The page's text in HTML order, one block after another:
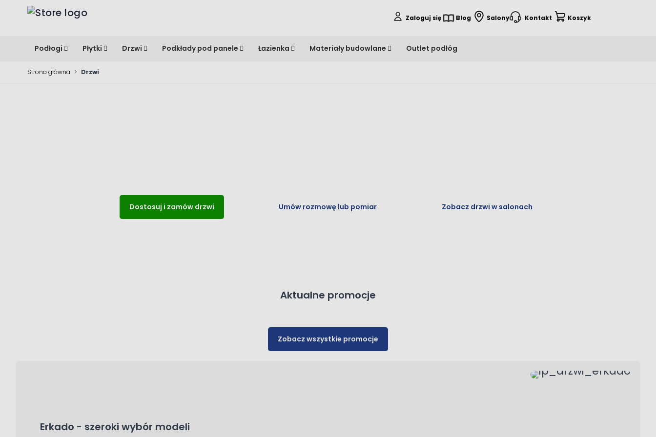
Przejdź do treści
Zaloguj się Blog Salony Kontakt Koszyk
Podłogi Płytki Drzwi Podkłady pod panele Łazienka Materiały budowlane Outlet podłóg
Strona główna > Drzwi
Dostosuj i zamów drzwi Umów rozmowę lub pomiar Zobacz drzwi w salonach
Aktualne promocje
Zobacz wszystkie promocje
Erkado - szeroki wybór modeli